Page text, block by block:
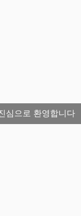
심으로 환영합니다